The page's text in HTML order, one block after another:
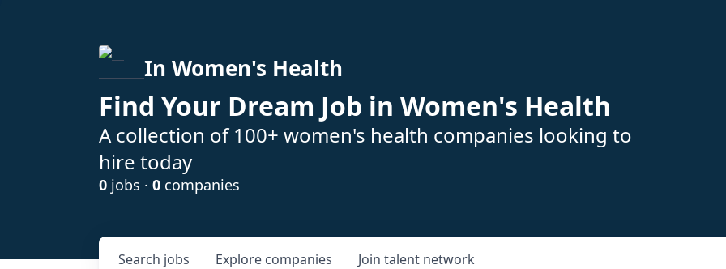
In Women's Health
Find Your Dream Job in Women's Health
A collection of 100+ women's health companies looking to
hire today
0 jobs · 0 companies
Search jobs Explore companies Join talent network